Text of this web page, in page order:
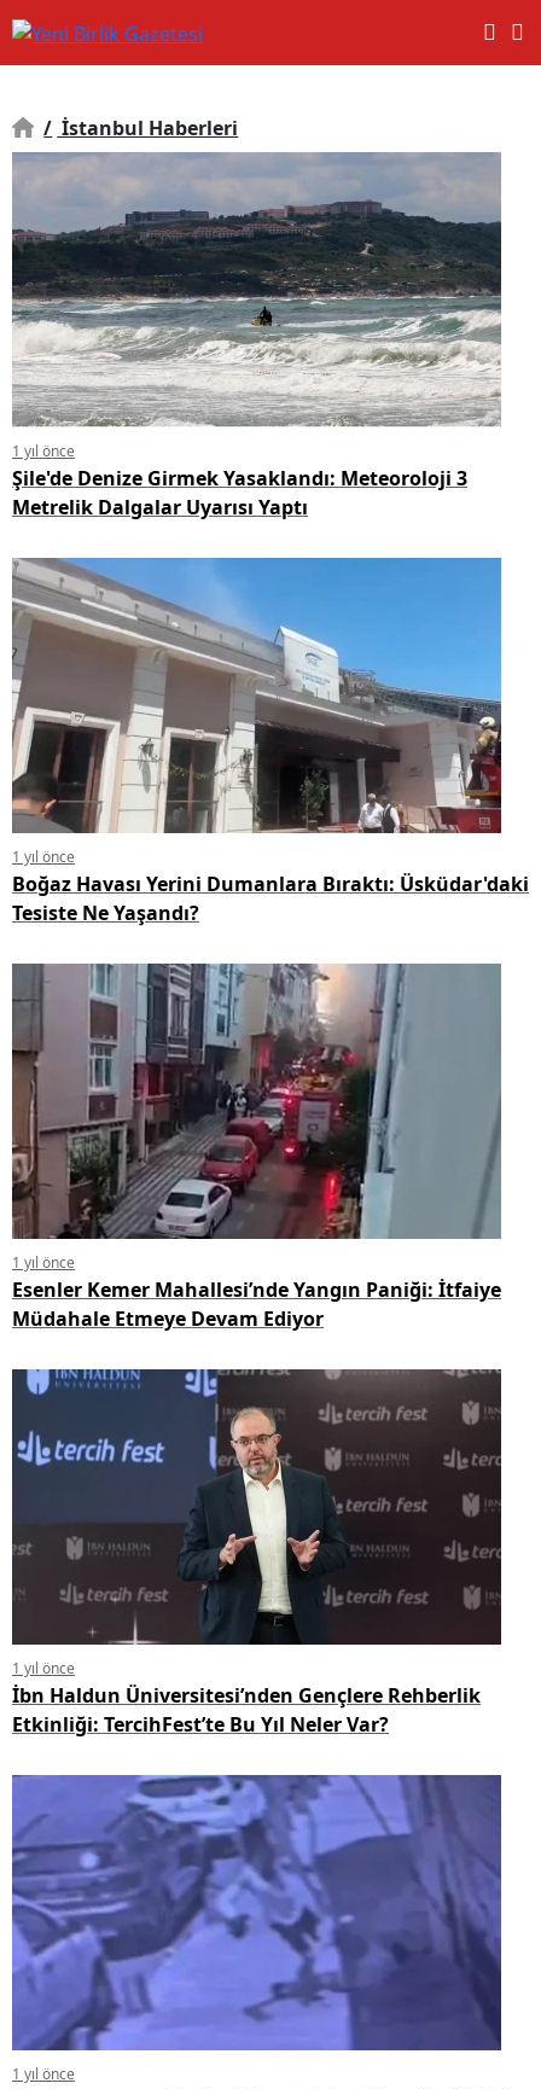
/ İstanbul Haberleri
1 yıl önce
Şile'de Denize Girmek Yasaklandı: Meteoroloji 3
Metrelik Dalgalar Uyarısı Yaptı
1 yıl önce
Boğaz Havası Yerini Dumanlara Bıraktı: Üsküdar'daki
Tesiste Ne Yaşandı?
1 yıl önce
Esenler Kemer Mahallesi’nde Yangın Paniği: İtfaiye
Müdahale Etmeye Devam Ediyor
1 yıl önce
İbn Haldun Üniversitesi’nden Gençlere Rehberlik
Etkinliği: TercihFest’te Bu Yıl Neler Var?
1 yıl önce